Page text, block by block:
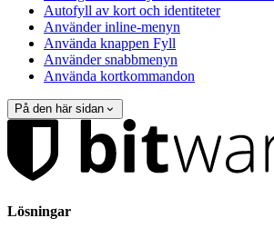
Autofyll av kort och identiteter
Använder inline-menyn
Använda knappen Fyll
Använder snabbmenyn
Använda kortkommandon
På den här sidan
Lösningar